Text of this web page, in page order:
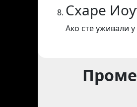
Схаре
Ако сте уживали